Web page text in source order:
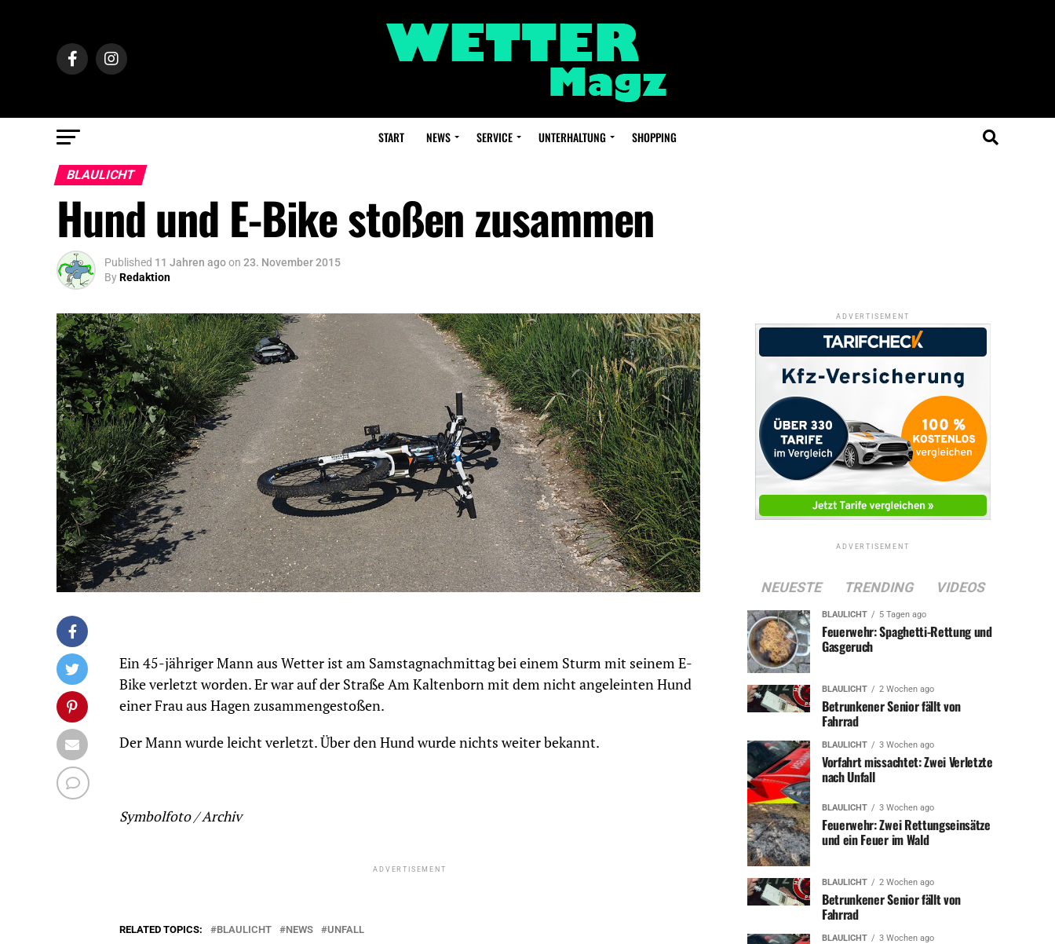
START NEWS SERVICE UNTERHALTUNG SHOPPING
BLAULICHT
Hund und E-Bike stoßen zusammen
Published 11 Jahren agoon 23. November 2015
ByRedaktion
Ein 45-jähriger Mann aus Wetter ist am Samstagnachmittag bei einem Sturm mit seinem E-
Bike verletzt worden. Er war auf der Straße Am Kaltenborn mit dem nicht angeleinten Hund
einer Frau aus Hagen zusammengestoßen.
Der Mann wurde leicht verletzt. Über den Hund wurde nichts weiter bekannt.
Symbolfoto / Archiv
ADVERTISEMENT
RELATED TOPICS: BLAULICHT NEWS UNFALL
ADVERTISEMENT
ADVERTISEMENT
NEUESTE TRENDING VIDEOS
BLAULICHT 5 Tagen ago
Feuerwehr: Spaghetti-Rettung und
Gasgeruch
BLAULICHT 2 Wochen ago
Betrunkener Senior fällt von
Fahrrad
BLAULICHT 3 Wochen ago
Vorfahrt missachtet: Zwei Verletzte
nach Unfall
BLAULICHT 3 Wochen ago
Feuerwehr: Zwei Rettungseinsätze
und ein Feuer im Wald
BLAULICHT 2 Wochen ago
Betrunkener Senior fällt von
Fahrrad
BLAULICHT 3 Wochen ago